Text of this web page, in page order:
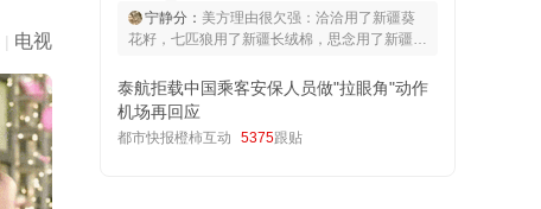
| 电视
宁静分： 美方理由很欠强：洽洽用了新疆葵
花籽，七匹狼用了新疆长绒棉，思念用了新疆原
疆的石油、天然气全国人民都在用！爱咋咋地
泰航拒载中国乘客安保人员做"拉眼角"动作
机场再回应
都市快报橙柿互动 5375跟贴